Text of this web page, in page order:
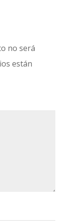
no será
están